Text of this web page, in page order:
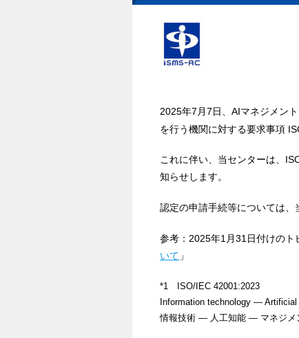
2025年7月7日、AIマネジメン
を行う機関に対する要求事項
これに伴い、当センターは、
知らせします。
認定の申請手続等については、
参考：2025年1月31日付けのト
いて 」
*1 ISO/IEC 42001:2023
Information technology —
情報技術 — 人工知能 — マネジメ